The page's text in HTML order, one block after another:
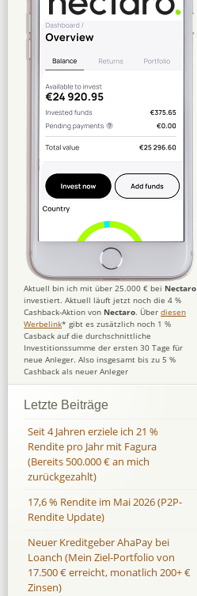
Aktuell bin ich mit über 25.000 € bei Nectaro
investiert. Aktuell läuft jetzt noch die 4 %
Cashback-Aktion von Nectaro. Über diesen
Werbelink* gibt es zusätzlich noch 1 %
Casback auf die durchschnittliche
Investitionssumme der ersten 30 Tage für
neue Anleger. Also insgesamt bis zu 5 %
Cashback als neuer Anleger
Letzte Beiträge
Seit 4 Jahren erziele ich 21 %
Rendite pro Jahr mit Fagura
(Bereits 500.000 € an mich
zurückgezahlt)
17,6 % Rendite im Mai 2026 (P2P-
Rendite Update)
Neuer Kreditgeber AhaPay bei
Loanch (Mein Ziel-Portfolio von
17.500 € erreicht, monatlich 200+ €
Zinsen)